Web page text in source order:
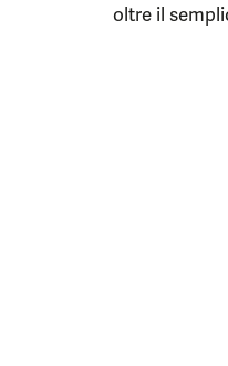
oltre il